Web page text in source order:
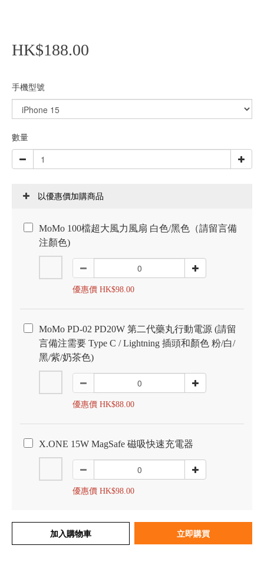
HK$188.00
手機型號
數量
以優惠價加購商品
MoMo 100檔超大風力風扇 白色/黑色（請留言備
注顏色)
優惠價 HK$98.00
MoMo PD-02 PD20W 第二代藥丸行動電源 (請留
言備注需要 Type C / Lightning 插頭和顏色 粉/白/
黑/紫/奶茶色)
優惠價 HK$88.00
X.ONE 15W MagSafe 磁吸快速充電器
優惠價 HK$98.00
加入購物車 立即購買